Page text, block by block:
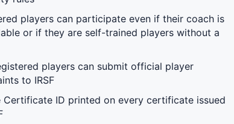
players can participate even if their coach is
or if they are self-trained players without a
players can submit official player
to IRSF
Certificate ID printed on every certificate issued
होगा—उदाहरण: Anvi Kumari Gupta.
*
mobile number, enter the parent's mobile number. / यदि